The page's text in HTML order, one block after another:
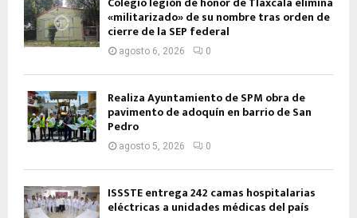
«militarizado» de su nombre tras orden de
cierre de la SEP federal
agosto 6, 2026 0
Realiza Ayuntamiento de SPM obra de
pavimento de adoquín en barrio de San
Pedro
agosto 5, 2026 0
ISSSTE entrega 242 camas hospitalarias
eléctricas a unidades médicas del país